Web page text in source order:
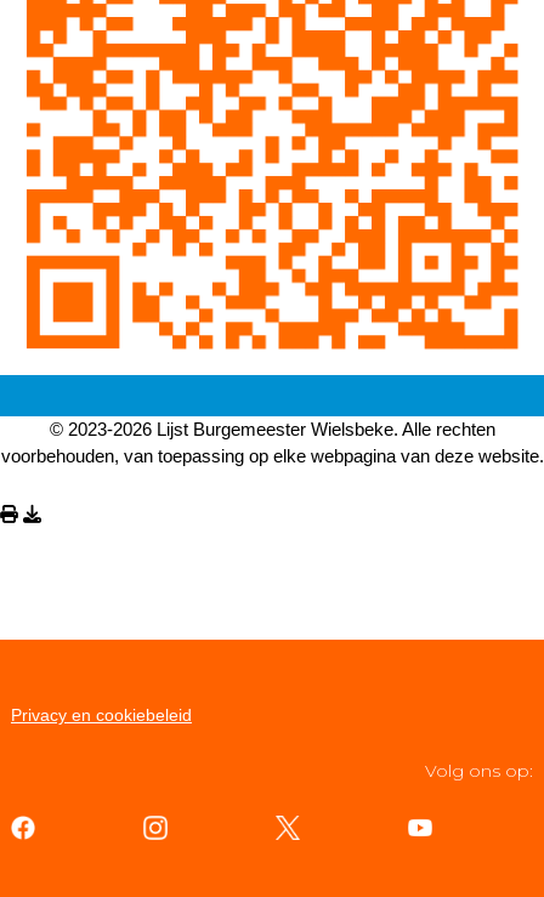
© 2023-2026 Lijst Burgemeester Wielsbeke. Alle rechten
voorbehouden, van toepassing op elke webpagina van deze website.
Privacy en cookiebeleid
Volg ons op: